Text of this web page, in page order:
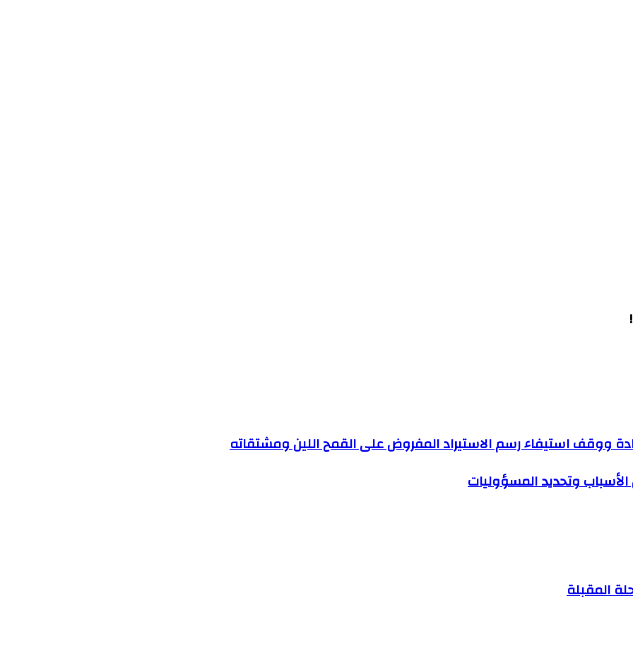
استيفاء رسم الاستيراد المفروض على القمح اللين ومشتقاته
وتحديد المسؤوليات